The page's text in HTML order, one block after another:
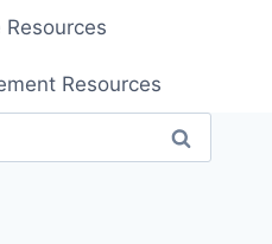
Resources